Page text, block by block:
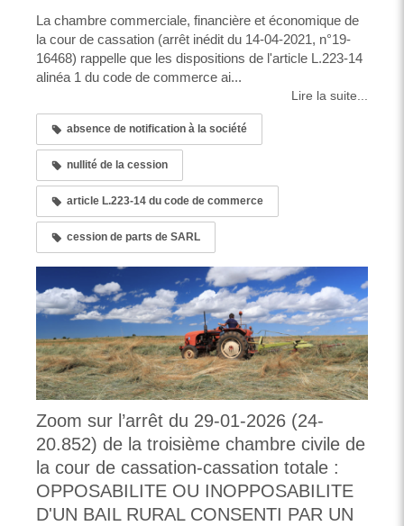
La chambre commerciale, financière et économique de
la cour de cassation (arrêt inédit du 14-04-2021, n°19-
16468) rappelle que les dispositions de l'article L.223-14
alinéa 1 du code de commerce ai...
Lire la suite...
absence de notification à la société
nullité de la cession
article L.223-14 du code de commerce
cession de parts de SARL
Zoom sur l’arrêt du 29-01-2026 (24-
20.852) de la troisième chambre civile de
la cour de cassation-cassation totale :
OPPOSABILITE OU INOPPOSABILITE
D'UN BAIL RURAL CONSENTI PAR UN